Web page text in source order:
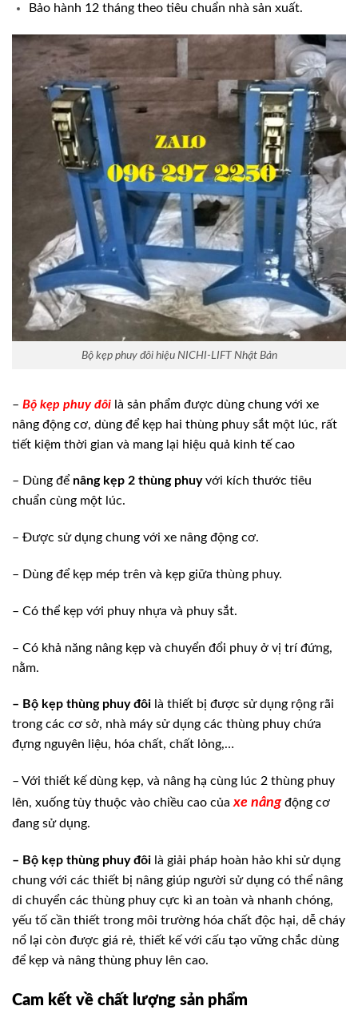
Bảo hành 12 tháng theo tiêu chuẩn nhà sản xuất.
Bộ kẹp phuy đôi hiệu NICHI-LIFT Nhật Bản
– Bộ kẹp phuy đôi là sản phẩm được dùng chung với xe
nâng động cơ, dùng để kẹp hai thùng phuy sắt một lúc, rất
tiết kiệm thời gian và mang lại hiệu quả kinh tế cao
– Dùng để nâng kẹp 2 thùng phuyvới kích thước tiêu
chuẩn cùng một lúc.
– Được sử dụng chung với xe nâng động cơ.
– Dùng để kẹp mép trên và kẹp giữa thùng phuy.
– Có thể kẹp với phuy nhựa và phuy sắt.
– Có khả năng nâng kẹp và chuyển đổi phuy ở vị trí đứng,
nằm.
– Bộ kẹp thùng phuy đôi là thiết bị được sử dụng rộng rãi
trong các cơ sở, nhà máy sử dụng các thùng phuy chứa
đựng nguyên liệu, hóa chất, chất lỏng,…
– Với thiết kế dùng kẹp, và nâng hạ cùng lúc 2 thùng phuy
lên, xuống tùy thuộc vào chiều cao của xe nâng động cơ
đang sử dụng.
– Bộ kẹp thùng phuy đôi là giải pháp hoàn hảo khi sử dụng
chung với các thiết bị nâng giúp người sử dụng có thể nâng
di chuyển các thùng phuy cực kì an toàn và nhanh chóng,
yếu tố cần thiết trong môi trường hóa chất độc hại, dễ cháy
nổ lại còn được giá rẻ, thiết kế với cấu tạo vững chắc dùng
để kẹp và nâng thùng phuy lên cao.
Cam kết về chất lượng sản phẩm